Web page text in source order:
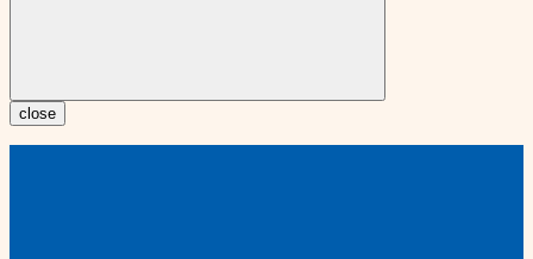
close